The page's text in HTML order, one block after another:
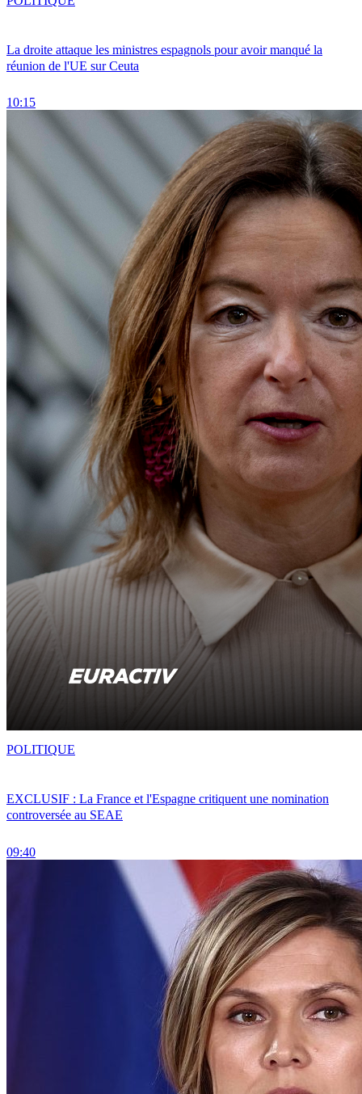
La droite attaque les ministres espagnols pour avoir manqué la
réunion de l'UE sur Ceuta
10:15
EXCLUSIF : La France et l'Espagne critiquent une nomination
controversée au SEAE
09:40
POLITIQUE